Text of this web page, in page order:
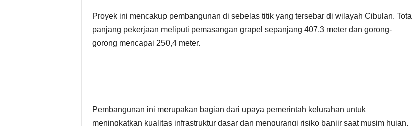
Proyek ini mencakup pembangunan di sebelas titik yang tersebar di wilayah Cibulan. Total
panjang pekerjaan meliputi pemasangan grapel sepanjang 407,3 meter dan gorong-
gorong mencapai 250,4 meter.
Pembangunan ini merupakan bagian dari upaya pemerintah kelurahan untuk
meningkatkan kualitas infrastruktur dasar dan mengurangi risiko banjir saat musim hujan.